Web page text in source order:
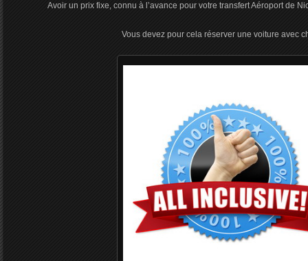
Avoir un prix fixe, connu à l’avance pour votre transfert Aéroport de
Vous devez pour cela réserver une voiture avec